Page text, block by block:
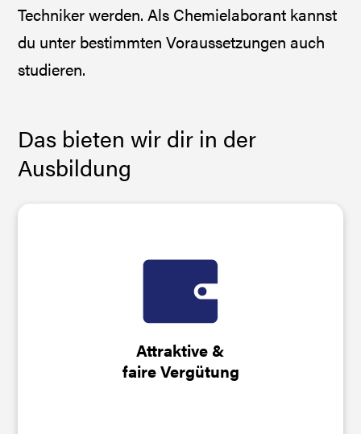
Techniker werden. Als Chemielaborant kannst
du unter bestimmten Voraussetzungen auch
studieren.
Das bieten wir dir in der
Ausbildung
Attraktive &
faire Vergütung
1. Lehrjahr: 1.101 €
2. Lehrjahr: 1.156 €
3. Lehrjahr: 1.239 €
4. Lehrjahr: 1.345 €